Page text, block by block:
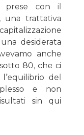
prese con il
una trattativa
desiderata
anche
80, che ci
del
e non
sin qui